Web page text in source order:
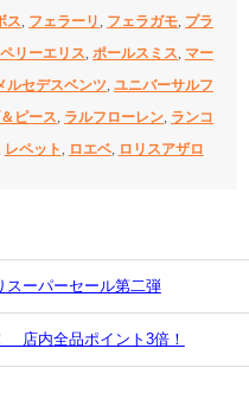
ス, フェラーリ, フェラガモ, プラ
ペリーエリス, ポールスミス, マー
ルセデスベンツ, ユニバーサルフ
ピース, ラルフローレン, ランコ
レペット, ロエベ, ロリスアザロ
ーパーセール第二弾
店内全品ポイント3倍！